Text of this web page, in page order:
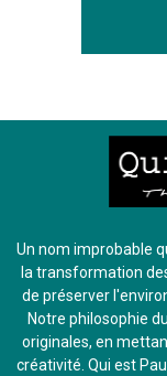
Un nom improbable
la transformation
de préserver
Notre philosophie
originales, en
créativité. Qui est